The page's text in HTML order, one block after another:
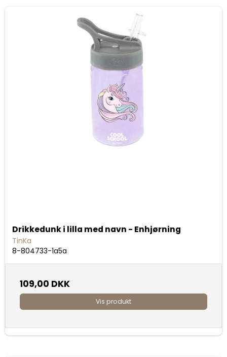
Drikkedunk i lilla med navn - Enhjørning
TinKa
8-804733-1a5a
109,00 DKK
Vis produkt